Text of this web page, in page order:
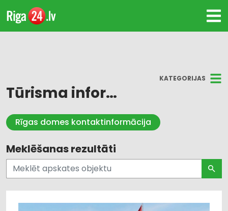
KATEGORIJAS
Tūrisma informācija
Visi
Centra
Vidzemes
Kurzemes
Rīgas domes kontaktinformācija
Meklēšanas rezultāti